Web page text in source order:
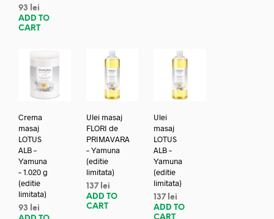
93
lei
ADD TO
CART
Crema
masaj
LOTUS
ALB –
Yamuna
– 1.020 g
(editie
limitata)
93
lei
Ulei masaj
FLORI de
PRIMAVARA
– Yamuna
(editie
limitata)
137 lei
ADD TO
CART
Ulei
masaj
LOTUS
ALB –
Yamuna
(editie
limitata)
137 lei
ADD TO
CART